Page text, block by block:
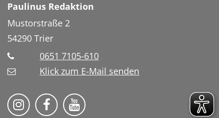
Paulinus Redaktion
Mustorstraße 2
54290 Trier
0651 7105-610
Klick zum E-Mail senden
Bistum Trier auf Instragram
Bistum Trier auf Facebook
Bistum Trier auf YouTube